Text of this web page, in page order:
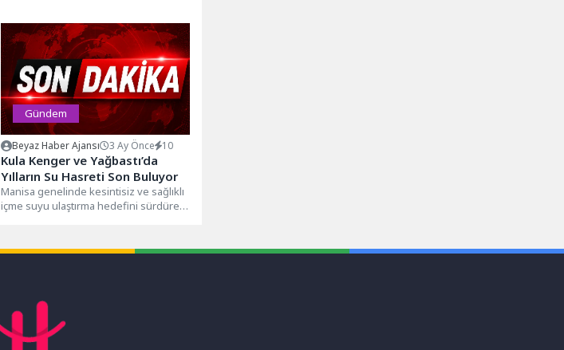
Gündem
Beyaz Haber Ajansı 3 Ay Önce 10
Kula Kenger ve Yağbastı’da
Yılların Su Hasreti Son Buluyor
Manisa genelinde kesintisiz ve sağlıklı
içme suyu ulaştırma hedefini sürdüren